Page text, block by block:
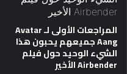
المراجعات الأولى لـ Avatar
Aang جميعهم يحبون هذا
الشيء الوحيد حول فيلم
Airbender الأخير